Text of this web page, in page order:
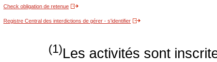
Check obligation de retenue
Registre Central des interdictions de gérer - s'identifier
(1)Les activités sont